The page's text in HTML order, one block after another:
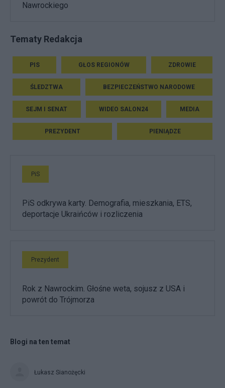
Nawrockiego
Tematy Redakcja
PIS GŁOS REGIONÓW ZDROWIE
ŚLEDZTWA BEZPIECZEŃSTWO NARODOWE
SEJM I SENAT WIDEO SALON24 MEDIA
PREZYDENT PIENIĄDZE
PiS
PiS odkrywa karty. Demografia, mieszkania, ETS,
deportacje Ukraińców i rozliczenia
Prezydent
Rok z Nawrockim. Głośne weta, sojusz z USA i
powrót do Trójmorza
Blogi na ten temat
Łukasz Sianożęcki